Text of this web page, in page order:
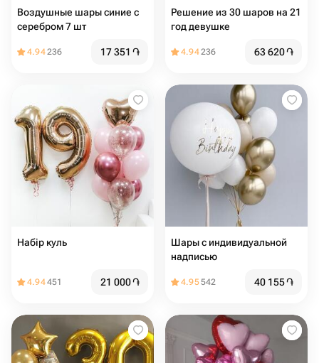
Воздушные шары синие с
серебром 7 шт
4.94236 17 351 ֏
Решение из 30 шаров на 21
год девушке
4.94236 63 620֏
Набір куль
4.94451 21 000֏
Шары с индивидуальной
надписью
4.95542 40 155֏